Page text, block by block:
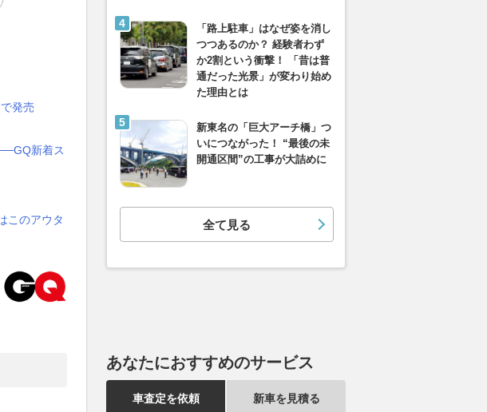
発売
新着ス
このアウタ
「路上駐車」はなぜ姿を消し
つつあるのか？ 経験者わず
か2割という衝撃！ 「昔は普
通だった光景」が変わり始め
た理由とは
新東名の「巨大アーチ橋」つ
いにつながった！ “最後の未
開通区間”の工事が大詰めに
全て見る
あなたにおすすめのサービス
車査定を依頼 新車を見積る